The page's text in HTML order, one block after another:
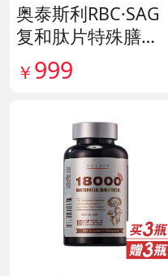
奥泰斯利RBC·SAG
复和肽片特殊膳食
滋补组 货号14190
￥ 999